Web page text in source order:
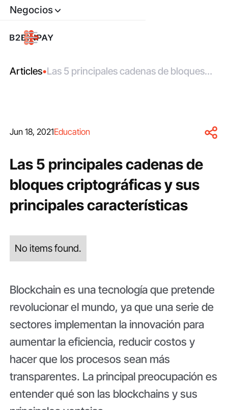
Negocios
Articles•Las 5 principales cadenas de bloques
Jun 18, 2021Education
Las 5 principales cadenas de
bloques criptográficas y sus
principales características
No items found.
Blockchain es una tecnología que pretende
revolucionar el mundo, ya que una serie de
sectores implementan la innovación para
aumentar la eficiencia, reducir costos y
hacer que los procesos sean más
transparentes. La principal preocupación es
entender qué son las blockchains y sus